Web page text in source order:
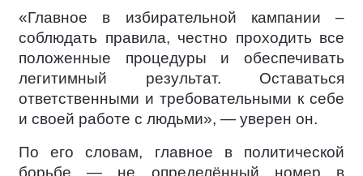
«Главное в избирательной кампании –
соблюдать правила, честно проходить все
положенные процедуры и обеспечивать
легитимный результат. Оставаться
ответственными и требовательными к себе
и своей работе с людьми», — уверен он.
По его словам, главное в политической
борьбе — не определённый номер в